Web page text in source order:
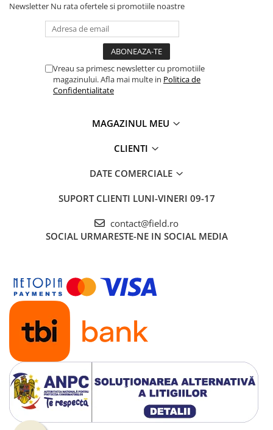
Newsletter Nu rata ofertele si promotiile noastre
Vreau sa primesc newsletter cu promotiile
magazinului. Afla mai multe in Politica de
Confidentialitate
MAGAZINUL MEU
CLIENTI
DATE COMERCIALE
SUPORT CLIENTI LUNI-VINERI 09-17
contact@field.ro
SOCIAL URMARESTE-NE IN SOCIAL MEDIA